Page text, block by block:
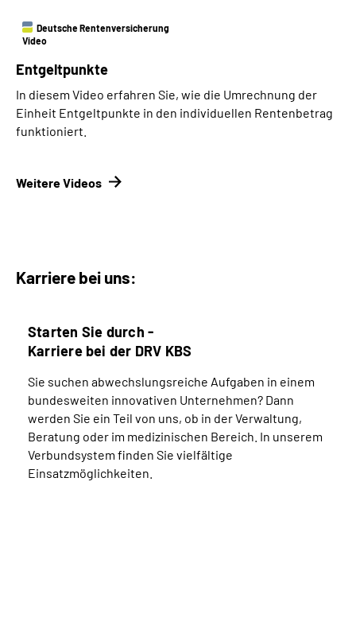
Deutsche Rentenversicherung
Video
Entgeltpunkte
In diesem Video erfahren Sie, wie die Umrechnung der
Einheit Entgeltpunkte in den individuellen Rentenbetrag
funktioniert.
Weitere Videos
Karriere bei uns:
Starten Sie durch -
Karriere bei der DRV KBS
Sie suchen abwechslungsreiche Aufgaben in einem
bundesweiten innovativen Unternehmen? Dann
werden Sie ein Teil von uns, ob in der Verwaltung,
Beratung oder im medizinischen Bereich. In unserem
Verbundsystem finden Sie vielfältige
Einsatzmöglichkeiten.